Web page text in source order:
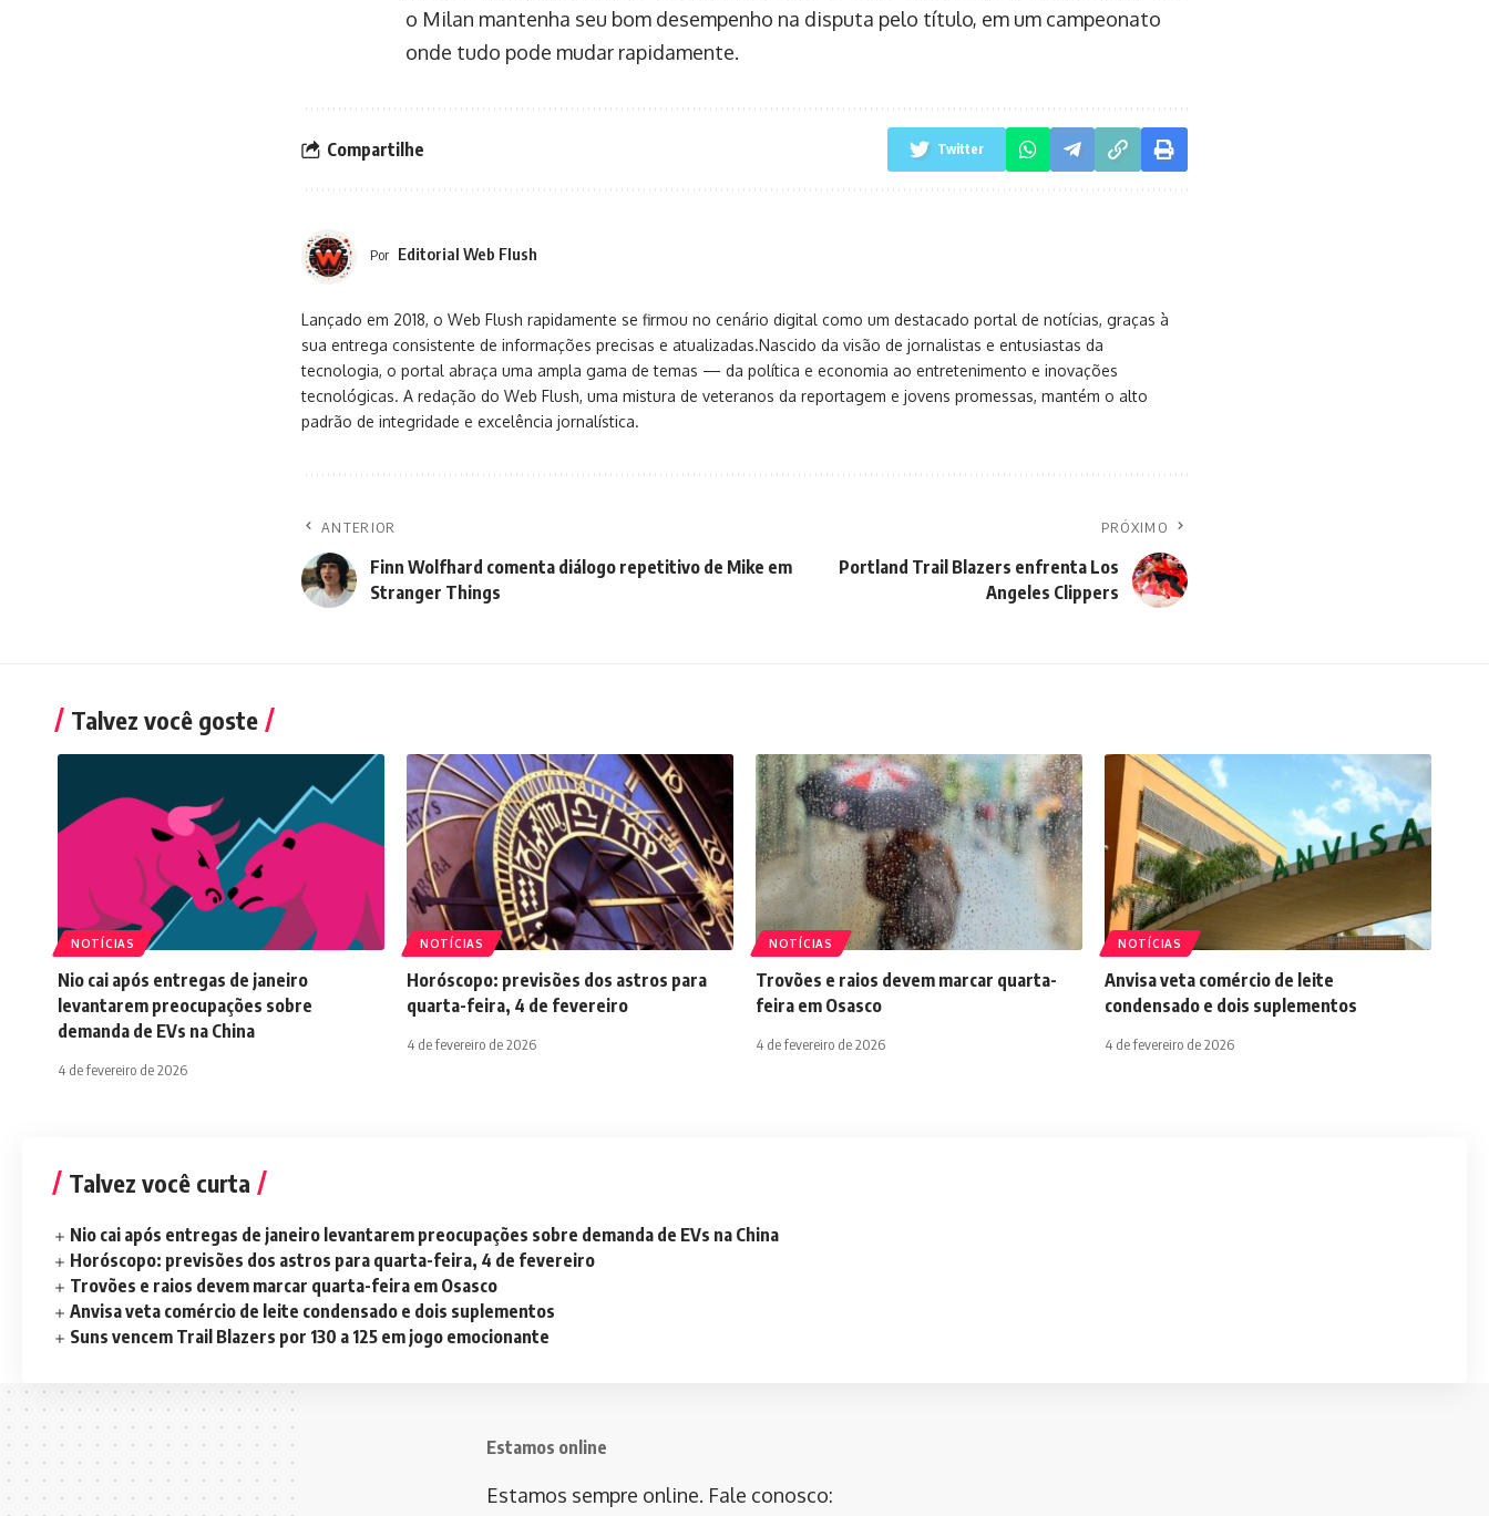
o Milan mantenha seu bom desempenho na disputa pelo título, em um campeonato
onde tudo pode mudar rapidamente.
Compartilhe Twitter
Por Editorial Web Flush
Lançado em 2018, o Web Flush rapidamente se firmou no cenário digital como um destacado portal de notícias, graças à
sua entrega consistente de informações precisas e atualizadas.Nascido da visão de jornalistas e entusiastas da
tecnologia, o portal abraça uma ampla gama de temas — da política e economia ao entretenimento e inovações
tecnológicas. A redação do Web Flush, uma mistura de veteranos da reportagem e jovens promessas, mantém o alto
padrão de integridade e excelência jornalística.
ANTERIOR
Finn Wolfhard comenta diálogo repetitivo de Mike em
Stranger Things
PRÓXIMO
Portland Trail Blazers enfrenta Los
Angeles Clippers
Talvez você goste
NOTÍCIAS
Nio cai após entregas de janeiro
levantarem preocupações sobre
demanda de EVs na China
4 de fevereiro de 2026
NOTÍCIAS
Horóscopo: previsões dos astros para
quarta-feira, 4 de fevereiro
4 de fevereiro de 2026
NOTÍCIAS
Trovões e raios devem marcar quarta-
feira em Osasco
4 de fevereiro de 2026
NOTÍCIAS
Anvisa veta comércio de leite
condensado e dois suplementos
4 de fevereiro de 2026
Talvez você curta
Nio cai após entregas de janeiro levantarem preocupações sobre demanda de EVs na China
Horóscopo: previsões dos astros para quarta-feira, 4 de fevereiro
Trovões e raios devem marcar quarta-feira em Osasco
Anvisa veta comércio de leite condensado e dois suplementos
Suns vencem Trail Blazers por 130 a 125 em jogo emocionante
Estamos online
Estamos sempre online. Fale conosco: